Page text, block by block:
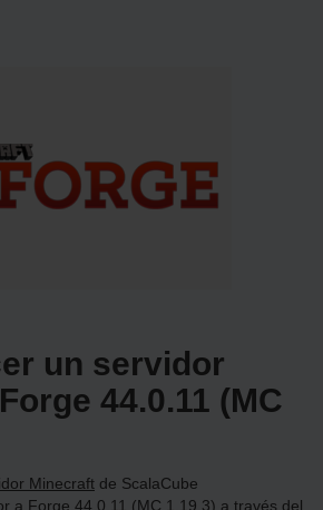
un servidor
44.0.11 (MC
Minecraft de ScalaCube
a Forge 44.0.11 (MC 1.19.3) a través del